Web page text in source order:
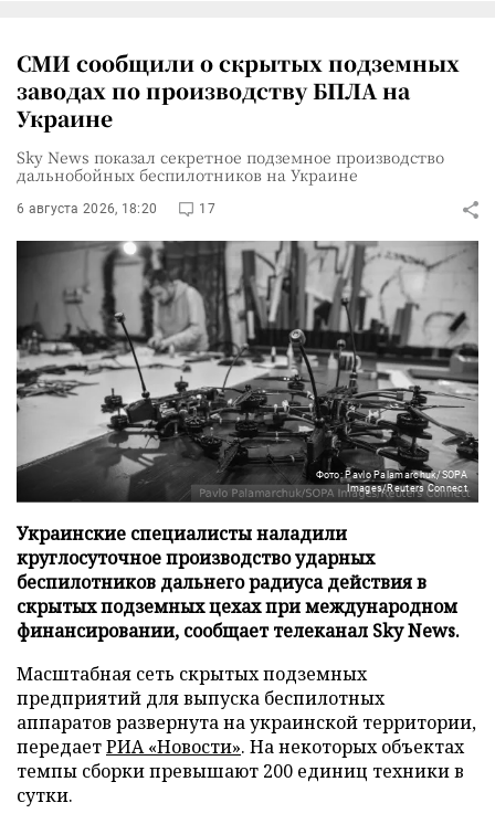
СМИ сообщили о скрытых подземных
заводах по производству БПЛА на
Украине
Sky News показал секретное подземное производство
дальнобойных беспилотников на Украине
6 августа 2026, 18:20 17
Фото: Pavlo Palamarchuk/SOPA
Images/Reuters Connect
Украинские специалисты наладили
круглосуточное производство ударных
беспилотников дальнего радиуса действия в
скрытых подземных цехах при международном
финансировании, сообщает телеканал Sky News.
Масштабная сеть скрытых подземных
предприятий для выпуска беспилотных
аппаратов развернута на украинской территории,
передаетРИА «Новости». На некоторых объектах
темпы сборки превышают 200 единиц техники в
сутки.